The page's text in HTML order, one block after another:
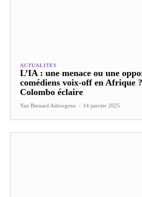
ACTUALITES
L’IA : une menace ou une
comédiens voix-off en Afrique
Colombo éclaire
Yao Bernard Adzorgenu - 14 janvier 2025